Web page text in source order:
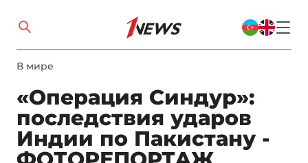
В мире
«Операция Синдур»:
последствия ударов
Индии по Пакистану -